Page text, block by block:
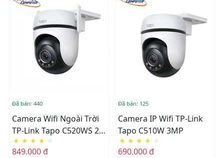
Đã bán: 440
Camera Wifi Ngoài Trời
TP-Link Tapo C520WS 2K
QHD
★ ★ ★ ★ ☆
849.000 đ
Đã bán: 125
Camera IP Wifi TP-Link
Tapo C510W 3MP
★ ★ ★ ★ ☆
690.000 đ